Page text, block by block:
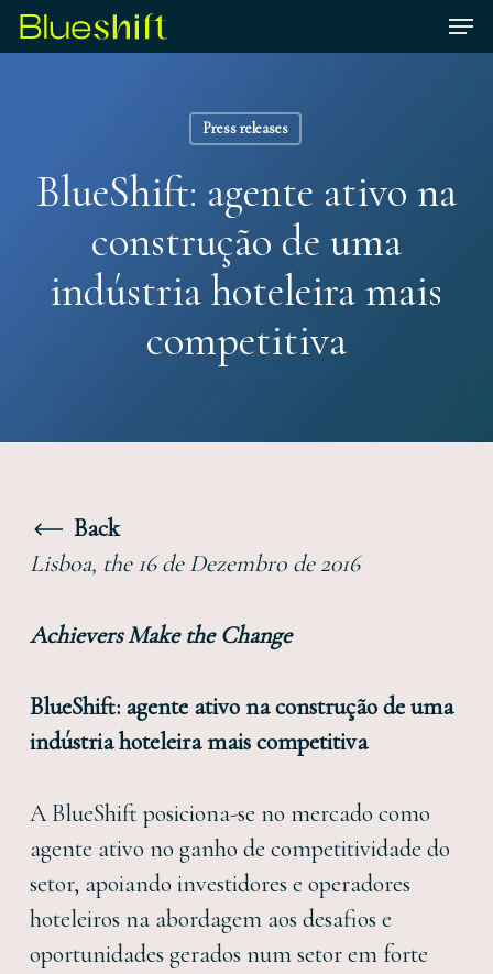
Skip
to
Menu
Press releases
BlueShift: agente ativo na
construção de uma
indústria hoteleira mais
competitiva
Back
Lisboa, the 16 de Dezembro de 2016
Achievers Make the Change
BlueShift: agente ativo na construção de uma
indústria hoteleira mais competitiva
A BlueShift posiciona-se no mercado como
agente ativo no ganho de competitividade do
setor, apoiando investidores e operadores
hoteleiros na abordagem aos desafios e
oportunidades gerados num setor em forte